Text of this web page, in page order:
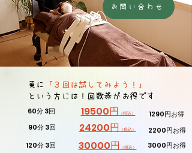
お問い合わせ
更に
「３回は試してみよう！」
という方には！回数券がお得です
19500円 （税込）
60分 3回
24200円 （税込）
90分 3回 2200円お得
1290円お得
30000円 （税込）
120分 3回 3000円お得